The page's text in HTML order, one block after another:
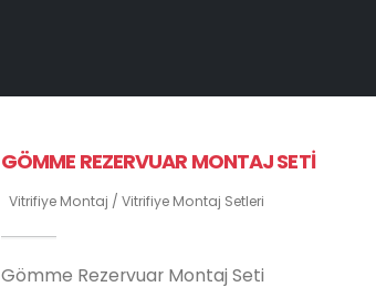
GÖMME REZERVUAR MONTAJ SETI
Vitrifiye Montaj / Vitrifiye Montaj Setleri
Gömme Rezervuar Montaj Seti